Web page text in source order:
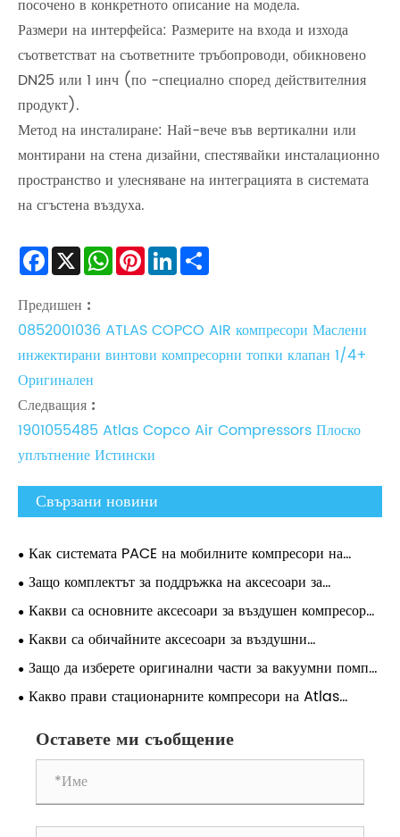
посочено в конкретното описание на модела.
Размери на интерфейса: Размерите на входа и изхода
съответстват на съответните тръбопроводи, обикновено
DN25 или 1 инч (по -специално според действителния
продукт).
Метод на инсталиране: Най-вече във вертикални или
монтирани на стена дизайни, спестявайки инсталационно
пространство и улесняване на интеграцията в системата
на сгъстена въздуха.
Facebook
X WhatsApp
Pinterest
LinkedIn
Предишен :
0852001036 ATLAS COPCO AIR компресори Маслени
инжектирани винтови компресорни топки клапан 1/4+
Оригинален
Следващия :
1901055485 Atlas Copco Air Compressors Плоско
уплътнение Истински
Свързани новини
Как системата PACE на мобилните компресори на
Atlas Copco позволява регулиране на налягането от 0,1
бара?
Защо комплектът за поддръжка на аксесоари за
въздушен компресор Atlas е от съществено значение за
дългосрочната работа на компресора?
Какви са основните аксесоари за въздушен компресор
Atlas и защо са важни?
Какви са обичайните аксесоари за въздушни
компресори Atlas?
Защо да изберете оригинални части за вакуумни помпи
за дълготрайна работа?
Какво прави стационарните компресори на Atlas
Оставете ми съобщение